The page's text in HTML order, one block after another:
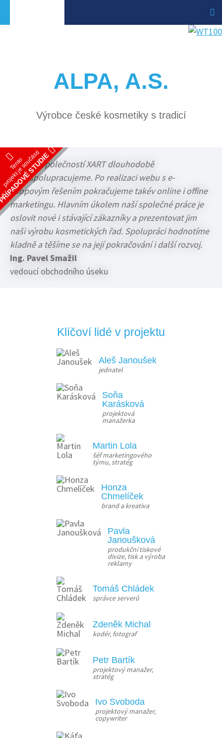
ALPA, A.S.
Výrobce české kosmetiky s tradicí
Se společností XART dlouhodobě
spolupracujeme. Po realizaci webu s e-
shopovým řešením pokračujeme takév online i offine
marketingu. Hlavním úkolem naší společné práce je
oslovit nové i stávající zákazníky a prezentovat jim
naši výrobu kosmetických řad. Spolupráci hodnotíme
kladně a těšíme se na její pokračování i další rozvoj.
Ing. Pavel Smažil
vedoucí obchodního úseku
Tento
projekt je součástíSTUDIE
Klíčoví lidé v projektu
Aleš Janoušek
jednatel
Soňa
Karásková
projektová
manažerka
Martin Lola
šéf marketingového
týmu, stratég
Honza
Chmelíček
brand a kreativa
Pavla
Janoušková
produkční tiskové
divize, tisk a výroba
reklamy
Tomáš Chládek
správce serverů
Zdeněk Michal
kodér, fotograf
Petr Bartík
projektový manažer,
stratég
Ivo Svoboda
projektový manažer,
copywriter